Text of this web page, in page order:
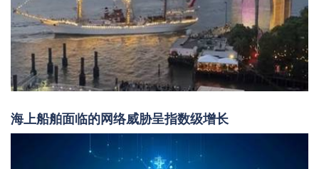
海上船舶面临的网络威胁呈指数级增长